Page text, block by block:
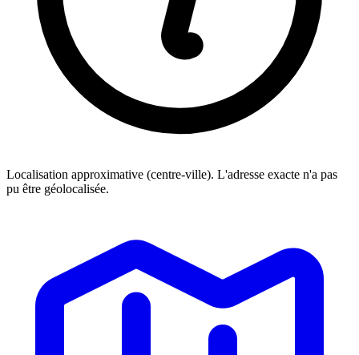
Localisation approximative (centre-ville). L'adresse exacte n'a pas
pu être géolocalisée.